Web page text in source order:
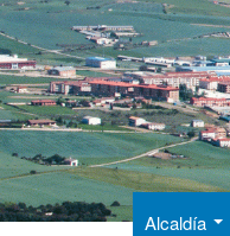
Alcaldía